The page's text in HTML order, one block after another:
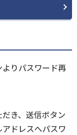
りパスワード再
き、送信ボタン
ドレスへパスワ